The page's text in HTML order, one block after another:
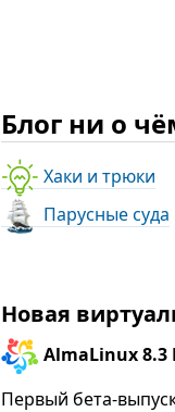
Блог ни о
Хаки и трюки
Парусные суда
Новая
AlmaLinux 8.3
Первый бета-